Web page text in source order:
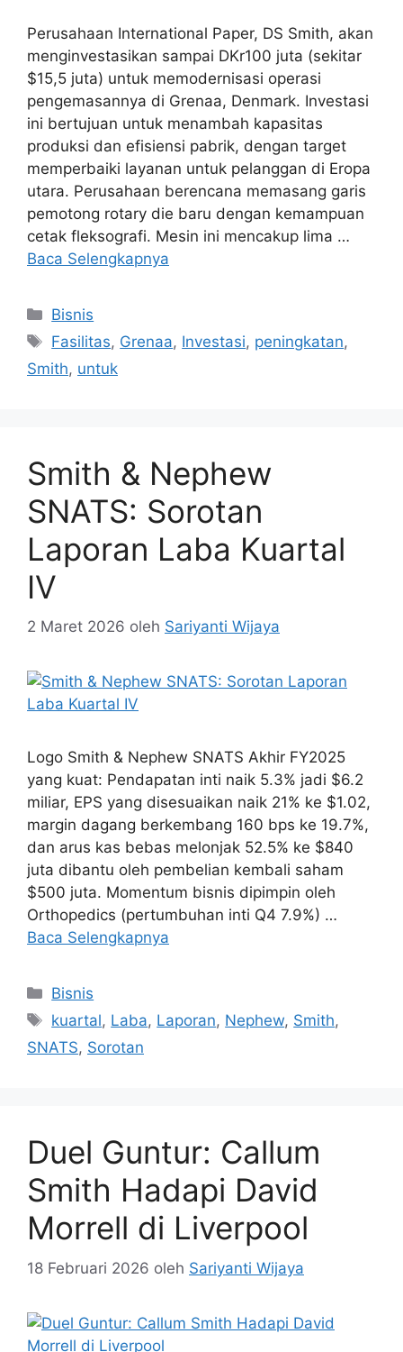
Perusahaan International Paper, DS Smith, akan
menginvestasikan sampai DKr100 juta (sekitar
$15,5 juta) untuk memodernisasi operasi
pengemasannya di Grenaa, Denmark. Investasi
ini bertujuan untuk menambah kapasitas
produksi dan efisiensi pabrik, dengan target
memperbaiki layanan untuk pelanggan di Eropa
utara. Perusahaan berencana memasang garis
pemotong rotary die baru dengan kemampuan
cetak fleksografi. Mesin ini mencakup lima …
Baca Selengkapnya
Kategori
Bisnis
Tag
Fasilitas, Grenaa, Investasi, peningkatan,
Smith, untuk
Smith & Nephew
SNATS: Sorotan
Laporan Laba Kuartal
IV
2 Maret 2026 oleh Sariyanti Wijaya
Logo Smith & Nephew SNATS Akhir FY2025
yang kuat: Pendapatan inti naik 5.3% jadi $6.2
miliar, EPS yang disesuaikan naik 21% ke $1.02,
margin dagang berkembang 160 bps ke 19.7%,
dan arus kas bebas melonjak 52.5% ke $840
juta dibantu oleh pembelian kembali saham
$500 juta. Momentum bisnis dipimpin oleh
Orthopedics (pertumbuhan inti Q4 7.9%) …
Baca Selengkapnya
Kategori
Bisnis
Tag
kuartal, Laba, Laporan, Nephew, Smith,
SNATS, Sorotan
Duel Guntur: Callum
Smith Hadapi David
Morrell di Liverpool
18 Februari 2026 oleh Sariyanti Wijaya